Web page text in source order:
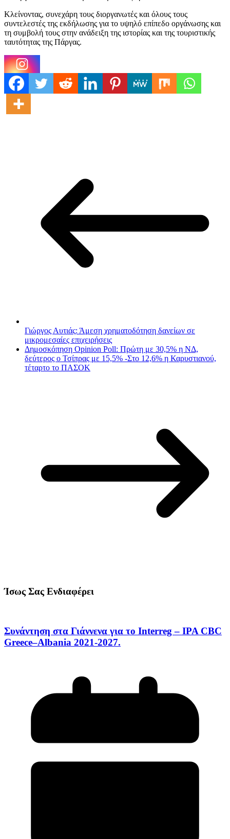
Κλείνοντας, συνεχάρη τους διοργανωτές και όλους τους
συντελεστές της εκδήλωσης για το υψηλό επίπεδο οργάνωσης και
τη συμβολή τους στην ανάδειξη της ιστορίας και της τουριστικής
ταυτότητας της Πάργας.
Γιώργος Αυτιάς: Άμεση χρηματοδότηση δανείων σε
μικρομεσαίες επιχειρήσεις
Δημοσκόπηση Opinion Poll: Πρώτη με 30,5% η ΝΔ,
δεύτερος ο Τσίπρας με 15,5% -Στο 12,6% η Καρυστιανού,
τέταρτο το ΠΑΣΟΚ
Ίσως Σας Ενδιαφέρει
Συνάντηση στα Γιάννενα για το Interreg – IPA CBC
Greece–Albania 2021-2027.